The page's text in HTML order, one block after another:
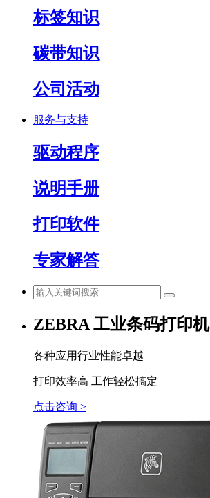
标签知识
碳带知识
公司活动
服务与支持
驱动程序
说明手册
打印软件
专家解答
ZEBRA 工业条码打印机
各种应用行业性能卓越
打印效率高 工作轻松搞定
点击咨询 >